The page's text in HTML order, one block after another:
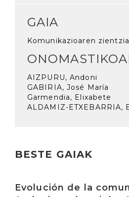
GAIA
Komunikazioaren
AIZPURU, Andoni
GABIRIA, José María
Garmendia, Elixabete
ALDAMIZ-ETXEBARRIA,
BESTE GAIAK
Evolución de la